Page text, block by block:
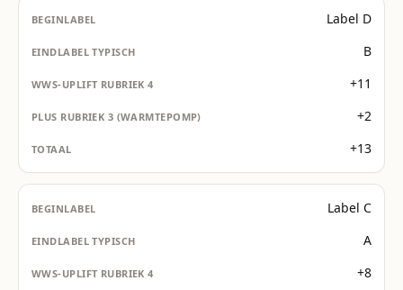
Label D
B
+11
+2
+13
Label C
A
+8